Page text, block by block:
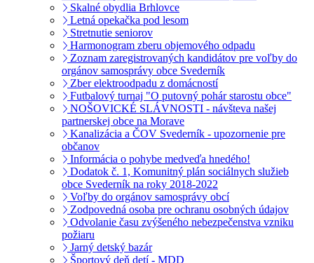
Skalné obydlia Brhlovce
Letná opekačka pod lesom
Stretnutie seniorov
Harmonogram zberu objemového odpadu
Zoznam zaregistrovaných kandidátov pre voľby do
orgánov samosprávy obce Svederník
Zber elektroodpadu z domácností
Futbalový turnaj "O putovný pohár starostu obce"
NOŠOVICKÉ SLÁVNOSTI - návšteva našej
partnerskej obce na Morave
Kanalizácia a ČOV Svederník - upozornenie pre
občanov
Informácia o pohybe medveďa hnedého!
Dodatok č. 1, Komunitný plán sociálnych služieb
obce Svederník na roky 2018-2022
Voľby do orgánov samosprávy obcí
Zodpovedná osoba pre ochranu osobných údajov
Odvolanie času zvýšeného nebezpečenstva vzniku
požiaru
Jarný detský bazár
Športový deň detí - MDD